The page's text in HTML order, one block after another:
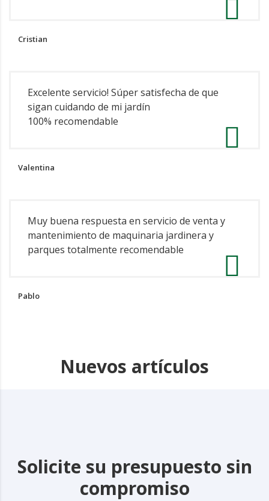
Cristian
Excelente servicio! Súper satisfecha de que
sigan cuidando de mi jardín
100% recomendable
Valentina
Muy buena respuesta en servicio de venta y
mantenimiento de maquinaria jardinera y
parques totalmente recomendable
Pablo
Nuevos artículos
Solicite su presupuesto sin
compromiso